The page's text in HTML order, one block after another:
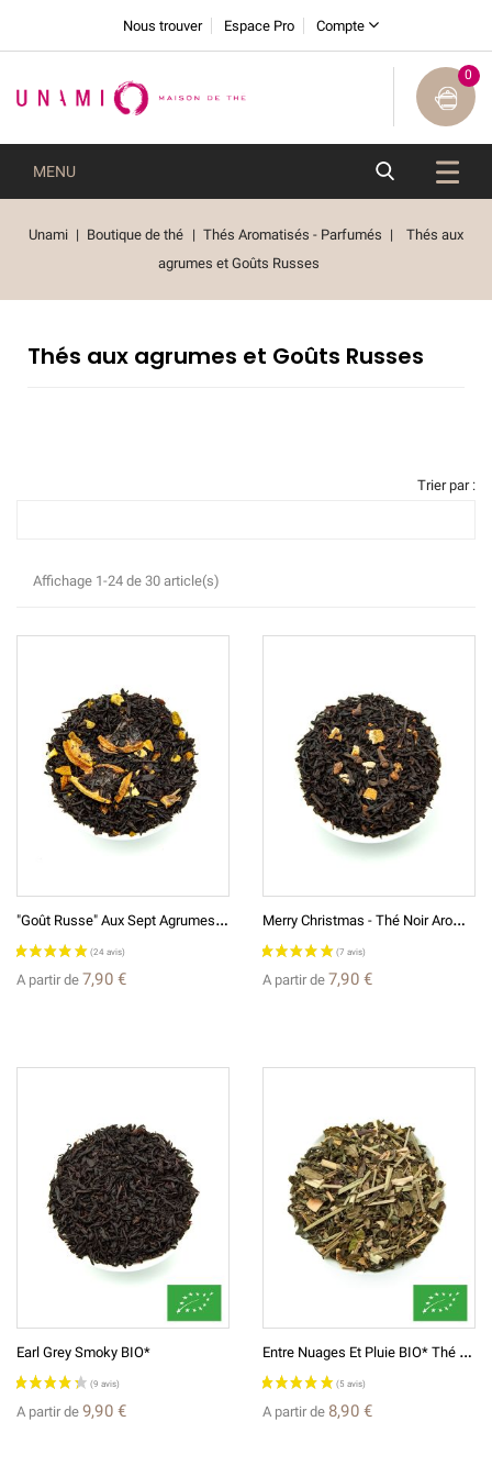
Nous trouver Espace Pro Compte
0
MENU
Unami Boutique de thé Thés Aromatisés - Parfumés
Thés aux
agrumes et Goûts Russes
Thés aux agrumes et Goûts Russes
Trier par :
Affichage 1-24 de 30 article(s)
"
Goût Russe" Aux Sept Agrumes - Thé Noir
A partir de 7,90 €
M
Erry Christmas - Thé Noir Aromatisé
A partir de 7,90 €
Earl Grey Smoky BIO*
A partir de 9,90 €
E
Ntre Nuages Et Pluie BIO* Thé Vert Aromatisé
A partir de 8,90 €